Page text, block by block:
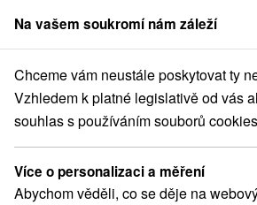
člen skupinySorger
Hotely na Slovensku Hotely s
Hotely s bazénem
Kategorie
Na vašem soukromí nám záleží
Chceme vám neustále poskytovat ty
Vzhledem k platné legislativě od vás
souhlas s používáním souborů
Více o personalizaci a měření
Abychom věděli, co se děje na